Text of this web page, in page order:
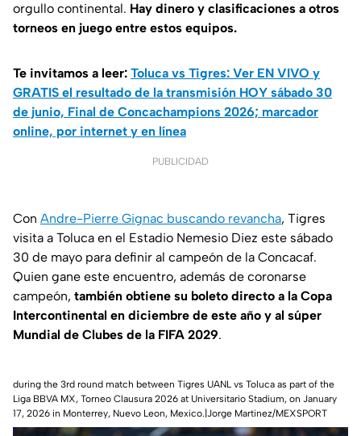
orgullo continental. Hay dinero y clasificaciones a otros
torneos en juego entre estos equipos.
Te invitamos a leer: Toluca vs Tigres: Ver EN VIVO y
GRATIS el resultado de la transmisión HOY sábado 30
de junio, Final de Concachampions 2026; marcador
online, por internet y en línea
PUBLICIDAD
Con Andre-Pierre Gignac buscando revancha, Tigres
visita a Toluca en el Estadio Nemesio Diez este sábado
30 de mayo para definir al campeón de la Concacaf.
Quien gane este encuentro, además de coronarse
campeón, también obtiene su boleto directo a la Copa
Intercontinental en diciembre de este año y al súper
Mundial de Clubes de la FIFA 2029.
during the 3rd round match between Tigres UANL vs Toluca as part of the
Liga BBVA MX, Torneo Clausura 2026 at Universitario Stadium, on January
17, 2026 in Monterrey, Nuevo Leon, Mexico.|Jorge Martinez/MEXSPORT